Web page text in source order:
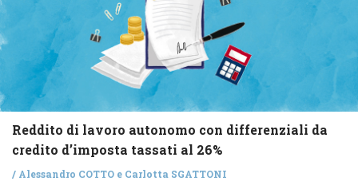
Reddito di lavoro autonomo con differenziali da
credito d’imposta tassati al 26%
/ Alessandro COTTO e Carlotta SGATTONI